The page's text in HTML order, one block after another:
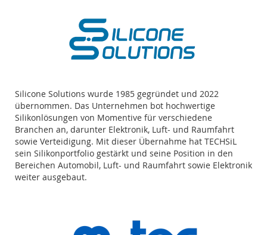
Silicone Solutions wurde 1985 gegründet und 2022
übernommen. Das Unternehmen bot hochwertige
Silikonlösungen von Momentive für verschiedene
Branchen an, darunter Elektronik, Luft- und Raumfahrt
sowie Verteidigung. Mit dieser Übernahme hat TECHSiL
sein Silikonportfolio gestärkt und seine Position in den
Bereichen Automobil, Luft- und Raumfahrt sowie Elektronik
weiter ausgebaut.